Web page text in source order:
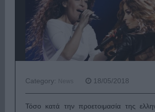
Category: News 18/05/2018
Τόσο κατά την προετοιμασία της